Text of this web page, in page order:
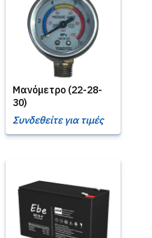
Μανόμετρο (22-28-
30)
Συνδεθείτε για τιμές